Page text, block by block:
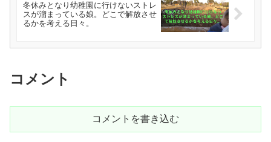
冬休みとなり幼稚園に行けないストレ
スが溜まっている娘。どこで解放させ
るかを考える日々。
コメント
コメントを書き込む